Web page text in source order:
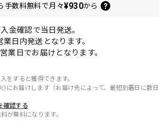
手数料無料で月々¥930から
金確認で当日発送。
日内発送となります。
業日でお届けとなります。
をすると獲得できます。
お届けします（お届け先によって、最短到着日に数日
確認する
が無料になります。